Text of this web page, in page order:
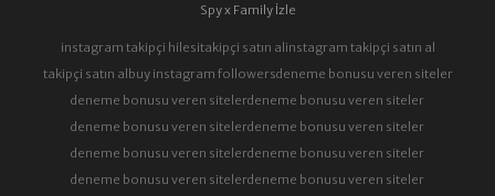
Spy x Family İzle
instagram takipçi hilesitakipçi satın alinstagram takipçi satın al
takipçi satın albuy instagram followersdeneme bonusu veren siteler
deneme bonusu veren sitelerdeneme bonusu veren siteler
deneme bonusu veren sitelerdeneme bonusu veren siteler
deneme bonusu veren sitelerdeneme bonusu veren siteler
deneme bonusu veren sitelerdeneme bonusu veren siteler